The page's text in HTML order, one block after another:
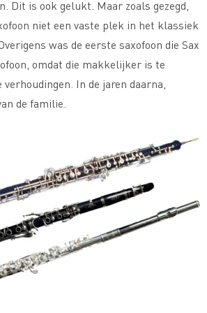
Dit is ook gelukt. Maar zoals gezegd,
niet een vaste plek in het klassiek
was de eerste saxofoon die Sax
omdat die makkelijker is te
verhoudingen. In de jaren daarna,
de familie.